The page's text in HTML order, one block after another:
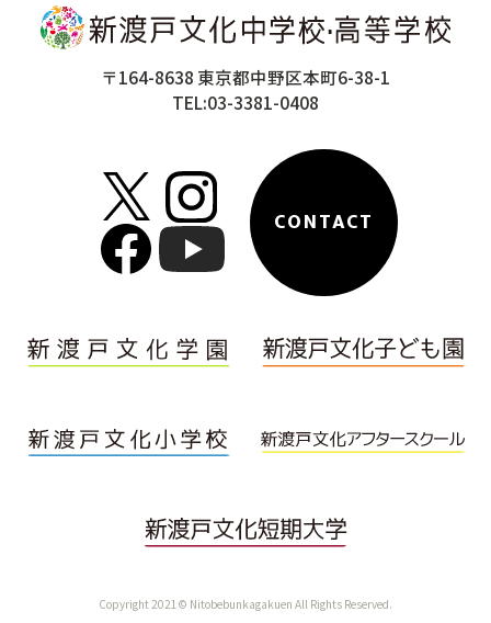
〒164-8638 東京都中野区本町6-38-1
TEL:03-3381-0408
CONTACT
Copyright 2021© Nitobebunkagakuen All Rights Reserved.